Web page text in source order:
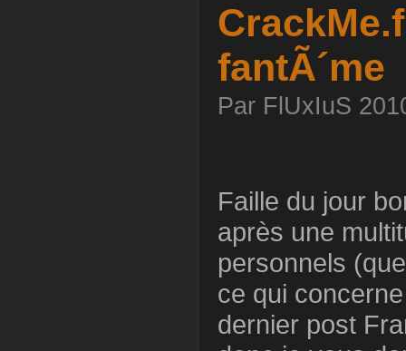
fantÃ´me
Par FlUxIuS
Faille du jour
après une
personnels
ce qui
dernier post